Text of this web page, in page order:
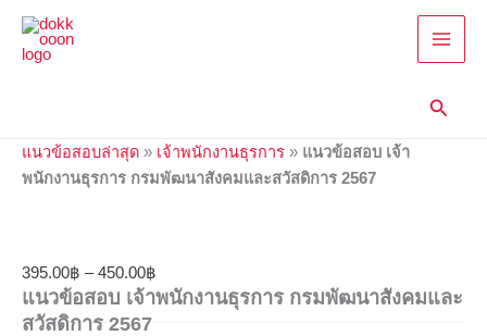
content
แนวข้อสอบล่าสุด » เจ้าพนักงานธุรการ » แนวข้อสอบ เจ้า
พนักงานธุรการ กรมพัฒนาสังคมและสวัสดิการ 2567
395.00฿ – 450.00฿
แนวข้อสอบ เจ้าพนักงานธุรการ กรมพัฒนาสังคมและ
สวัสดิการ 2567
ข้อสอบ
เจ้า
พัฒนา
สังคม
และ